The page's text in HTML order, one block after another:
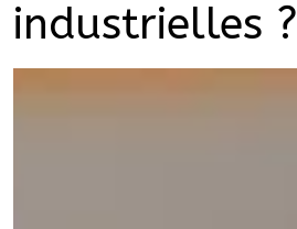
industrielles ?